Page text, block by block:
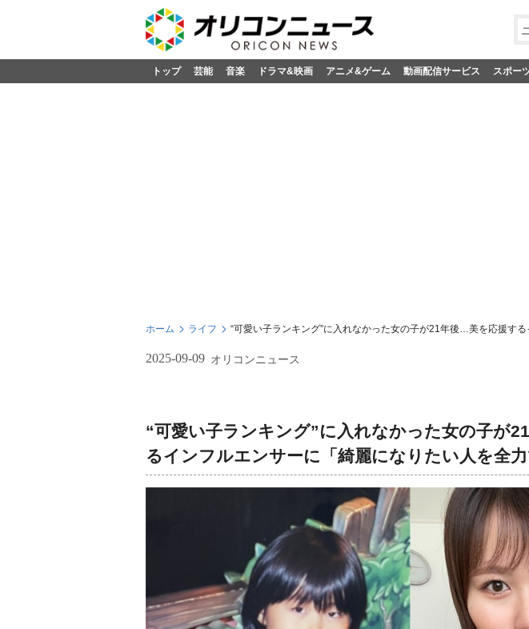
トップ 芸能 音楽 ドラマ&映画 アニメ&ゲーム 動画配信サービス スポー
ホーム ライフ “可愛い子ランキング”に入れなかった女の子が21年後…美を応援す
2025-09-09 オリコンニュース
“可愛い子ランキング”に入れなかった女の子が
るインフルエンサーに「綺麗になりたい人を全力